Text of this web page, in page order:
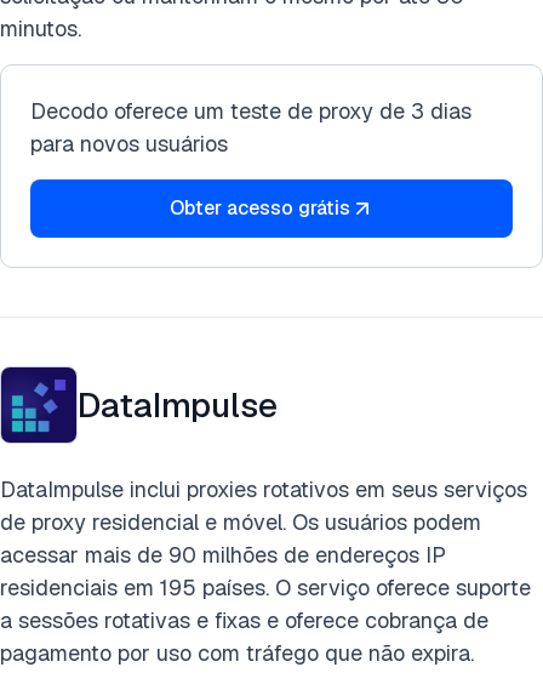
minutos.
Decodo oferece um teste de proxy de 3 dias
para novos usuários
Obter acesso grátis
DataImpulse
DataImpulse inclui proxies rotativos em seus serviços
de proxy residencial e móvel. Os usuários podem
acessar mais de 90 milhões de endereços IP
residenciais em 195 países. O serviço oferece suporte
a sessões rotativas e fixas e oferece cobrança de
pagamento por uso com tráfego que não expira.